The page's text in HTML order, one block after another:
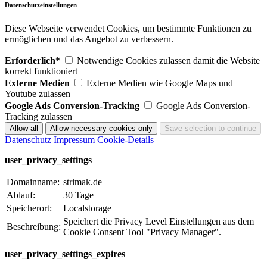
Datenschutzeinstellungen
Diese Webseite verwendet Cookies, um bestimmte Funktionen zu
ermöglichen und das Angebot zu verbessern.
Erforderlich*
Notwendige Cookies zulassen damit die Website
korrekt funktioniert
Externe Medien
Externe Medien wie Google Maps und
Youtube zulassen
Google Ads Conversion-Tracking
Google Ads Conversion-
Tracking zulassen
Datenschutz Impressum Cookie-Details
user_privacy_settings
Domainname: strimak.de
Ablauf:
30 Tage
Speicherort:
Localstorage
Beschreibung:
Speichert die Privacy Level Einstellungen aus dem
Cookie Consent Tool "Privacy Manager".
user_privacy_settings_expires